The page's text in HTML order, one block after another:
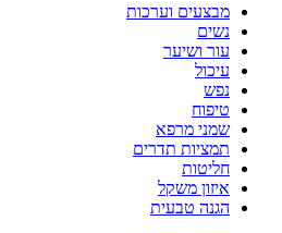
מבצעים וערכות
נשים
עור ושיער
עיכול
נפש
טיפוח
שמני מרפא
תמציות תדרים
חליטות
איזון משקל
הגנה טבעית